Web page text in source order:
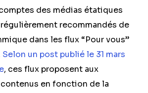
des médias étatiques
recommandés de
dans les flux “Pour vous”
Selon un post publié le 31 mars
, ces flux proposent aux
en fonction de la